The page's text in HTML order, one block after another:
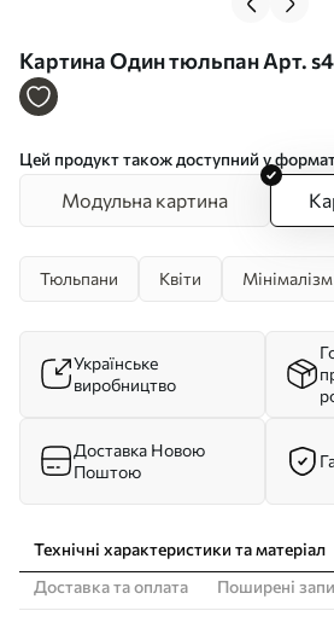
Картина Один тюльпан Арт.
Цей продукт також доступний у
Модульна картина
Тюльпани Квіти Мінімалізм
Українське
виробництво
Доставка Новою
Поштою
Технічні характеристики та матеріал
Доставка та оплата
Поширені